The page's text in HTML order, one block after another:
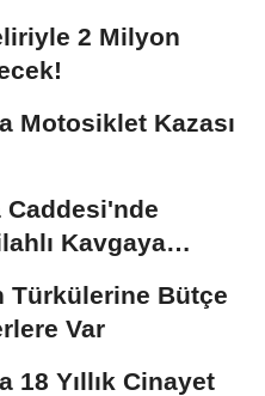
2 Milyon
Motosiklet Kazası
Caddesi'nde
Kavgaya
Türkülerine Bütçe
Var
18 Yıllık Cinayet